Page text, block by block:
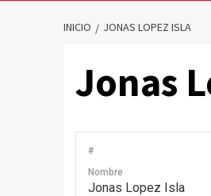
INICIO JONAS LOPEZ ISLA
Jonas
#
Nombre
Jonas Lopez Isla